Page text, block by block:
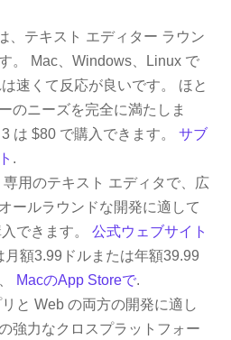
、テキスト エディター ラウン
。 Mac、Windows、Linux で
速くて反応が良いです。 ほと
のニーズを完全に満たしま
は $80 で購入できます。サブ
.
専用のテキスト エディタで、広
ールラウンドな開発に適して
入できます。公式ウェブサイト
月額3.99ドルまたは年額39.99
MacのApp Storeで.
と Web の両方の開発に適し
強力なクロスプラットフォー